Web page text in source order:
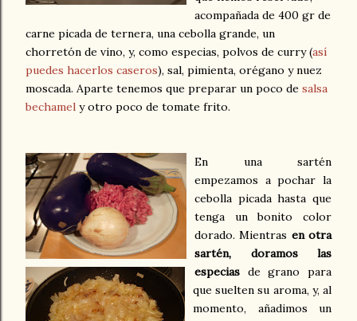
acompañada de 400 gr de
carne picada de ternera, una cebolla grande, un
chorretón de vino, y, como especias, polvos de curry (así
puedes hacerlos caseros), sal, pimienta, orégano y nuez
moscada. Aparte tenemos que preparar un poco de salsa
bechamel y otro poco de tomate frito.
En una sartén
empezamos a pochar la
cebolla picada hasta que
tenga un bonito color
dorado. Mientras en otra
sartén, doramos las
especias de grano para
que suelten su aroma, y, al
momento, añadimos un